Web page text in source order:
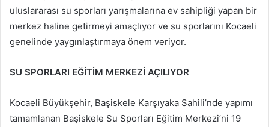
uluslararası su sporları yarışmalarına ev sahipliği yapan bir
merkez haline getirmeyi amaçlıyor ve su sporlarını Kocaeli
genelinde yaygınlaştırmaya önem veriyor.
SU SPORLARI EĞİTİM MERKEZİ AÇILIYOR
Kocaeli Büyükşehir, Başiskele Karşıyaka Sahili’nde yapımı
tamamlanan Başiskele Su Sporları Eğitim Merkezi’ni 19